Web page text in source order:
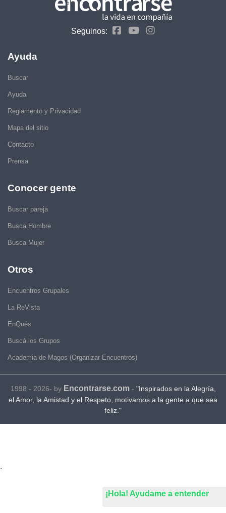
¡Hola! Ayudame a entender
Seguinos:
Ayuda
Buscar
Ayuda
Reglamento y Privacidad
Mapa del sitio
Contacto
Prensa
Conocer gente
Buscar pareja
Busca Hombre
Busca Mujer
Otros
Encuentros Grupales
La ReVista
EnQués
Buscá los Grupos
Academia de Magos (Organizar Encuentros)
1998 - 2026- by Encontrarse.com- "Inspirados en la Alegría,
el Amor, la Amistad y el Respeto, motivamos a la gente a que sea
feliz."
.